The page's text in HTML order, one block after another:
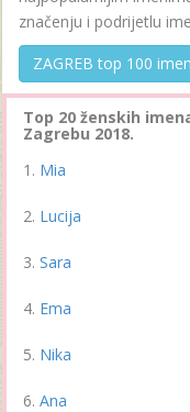
značenju i podrijetlu
ZAGREB top 100
Top 20 ženskih
Zagrebu 2018.
Mia
Lucija
Sara
Ema
Nika
Ana